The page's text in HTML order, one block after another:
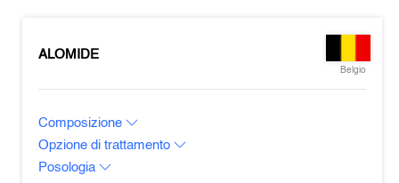
ALOMIDE
Belgio
Composizione
Opzione di trattamento
Posologia